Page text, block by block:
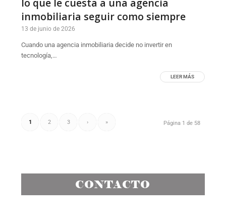
lo que le cuesta a una agencia
inmobiliaria seguir como siempre
13 de junio de 2026
Cuando una agencia inmobiliaria decide no invertir en
tecnología,…
LEER MÁS
Página 1 de 58
1 2 3 › »
CONTACTO